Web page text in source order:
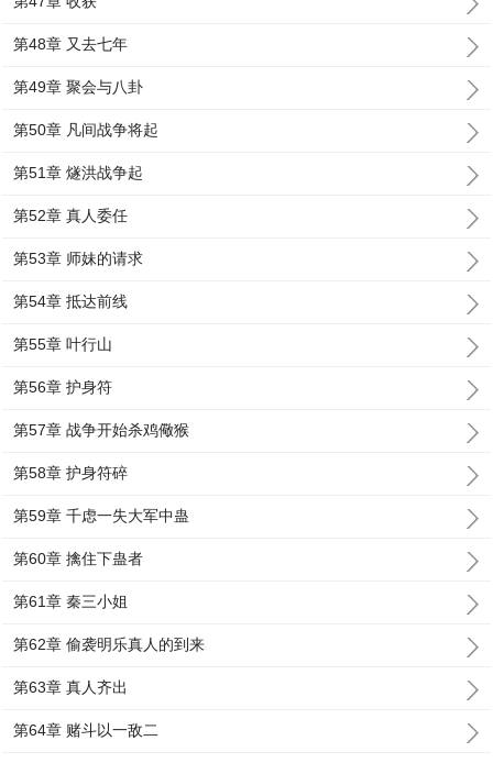
第48章 又去七年
第49章 聚会与八卦
第50章 凡间战争将起
第51章 燧洪战争起
第52章 真人委任
第53章 师妹的请求
第54章 抵达前线
第55章 叶行山
第56章 护身符
第57章 战争开始杀鸡儆猴
第58章 护身符碎
第59章 千虑一失大军中蛊
第60章 擒住下蛊者
第61章 秦三小姐
第62章 偷袭明乐真人的到来
第63章 真人齐出
第64章 赌斗以一敌二